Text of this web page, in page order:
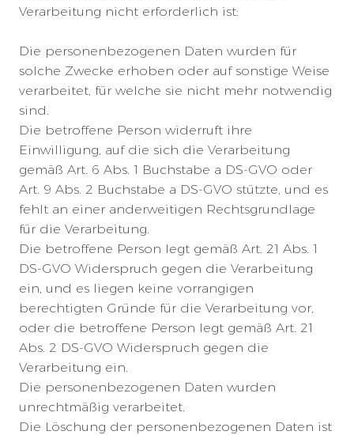
Verarbeitung nicht erforderlich ist:
Die personenbezogenen Daten wurden für
solche Zwecke erhoben oder auf sonstige Weise
verarbeitet, für welche sie nicht mehr notwendig
sind.
Die betroffene Person widerruft ihre
Einwilligung, auf die sich die Verarbeitung
gemäß Art. 6 Abs. 1 Buchstabe a DS-GVO oder
Art. 9 Abs. 2 Buchstabe a DS-GVO stützte, und es
fehlt an einer anderweitigen Rechtsgrundlage
für die Verarbeitung.
Die betroffene Person legt gemäß Art. 21 Abs. 1
DS-GVO Widerspruch gegen die Verarbeitung
ein, und es liegen keine vorrangigen
berechtigten Gründe für die Verarbeitung vor,
oder die betroffene Person legt gemäß Art. 21
Abs. 2 DS-GVO Widerspruch gegen die
Verarbeitung ein.
Die personenbezogenen Daten wurden
unrechtmäßig verarbeitet.
Die Löschung der personenbezogenen Daten ist